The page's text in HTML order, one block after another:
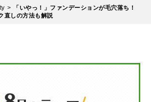
「いやっ！」ファンデーションが毛穴落ち！
直しの方法も解説